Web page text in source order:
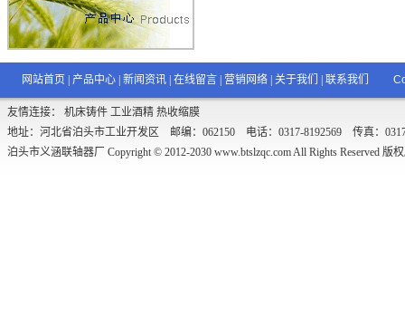
网站首页 产品中心 新闻资讯 在线留言 营销网络 关于我们 联系我们
友情连接： 机床铸件 工业酒精 热收缩膜
地址：河北省泊头市工业开发区 邮编：062150 电话：0317-8192569 传真：
泊头市义涵联轴器厂 Copyright © 2012-2030 www.btslzqc.comAll Rights Reserved 版